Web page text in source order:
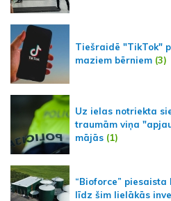
Tiešraidē "TikTok"
maziem bērniem (3)
Uz ielas notriekta
traumām viņa
mājās (1)
“Bioforce”
līdz šim lielākās